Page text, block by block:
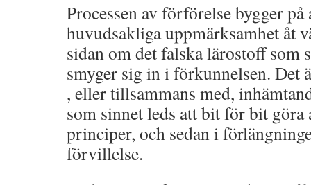
Processen av förförelse bygger
huvudsakliga uppmärksamhet åt
sidan om det falska lärostoff som
smyger sig in i förkunnelsen. Det
, eller tillsammans med,
som sinnet leds att bit för bit
principer, och sedan i
förvillelse.